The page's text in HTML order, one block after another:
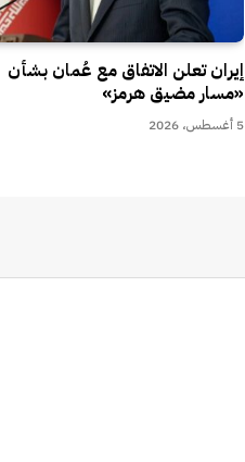
إيران تعلن الاتفاق مع عُمان بشأن
«مسار مضيق هرمز»
5 أغسطس، 2026